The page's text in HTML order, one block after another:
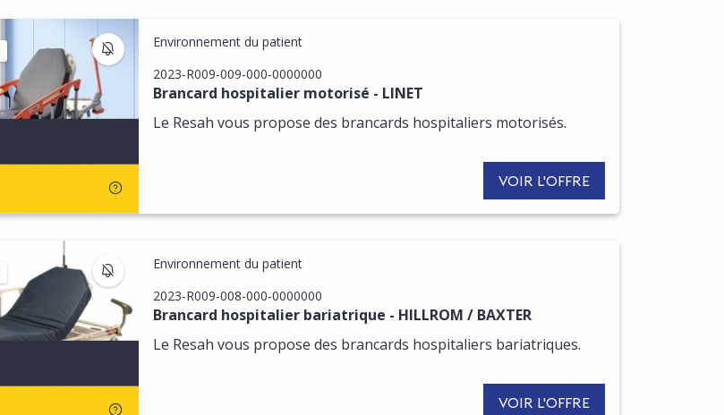
S'INSCRIRE AUX MISES À JOUR DE CETTE OFFRE
Environnement du patient
2023-R009-009-000-0000000
Brancard hospitalier motorisé - LINET
Le Resah vous propose des brancards hospitaliers motorisés.
VOIR L'OFFRE
S'INSCRIRE AUX MISES À JOUR DE CETTE OFFRE
Environnement du patient
2023-R009-008-000-0000000
Brancard hospitalier bariatrique - HILLROM / BAXTER
Le Resah vous propose des brancards hospitaliers bariatriques.
VOIR L'OFFRE